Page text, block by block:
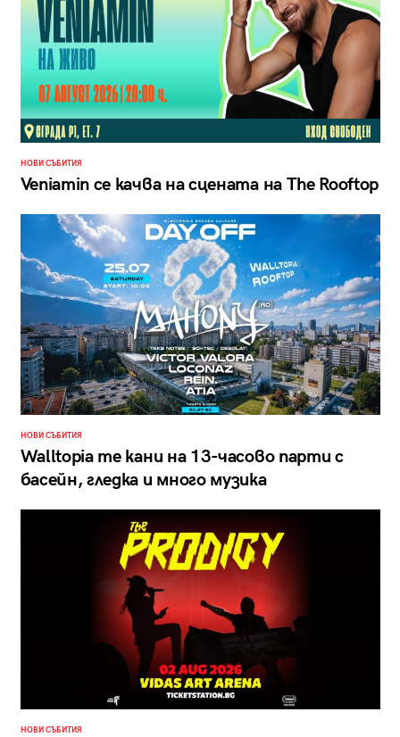
НОВИ СЪБИТИЯ
Veniamin се качва на сцената на The Rooftop
НОВИ СЪБИТИЯ
Walltopia те кани на 13-часово парти с
басейн, гледка и много музика
НОВИ СЪБИТИЯ